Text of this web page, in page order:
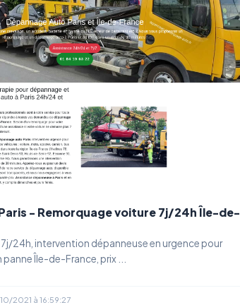
- Remorquage voiture 7j/24h Île-de-
24h, intervention dépanneuse en urgence pour
Île-de-France, prix ...
2021 à 16:59:27